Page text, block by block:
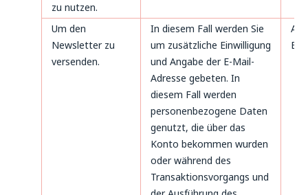
zu nutzen.
Um den
Newsletter zu
versenden.
In diesem Fall werden Sie
um zusätzliche Einwilligung
und Angabe der E-Mail-
Adresse gebeten. In
diesem Fall werden
personenbezogene Daten
genutzt, die über das
Konto bekommen wurden
oder während des
Transaktionsvorgangs und
B.